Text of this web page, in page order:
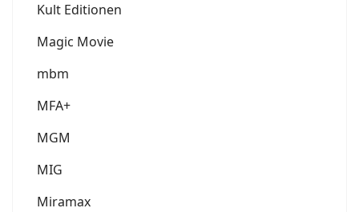
Kult Editionen
Magic Movie
mbm
MFA+
MGM
MIG
Miramax